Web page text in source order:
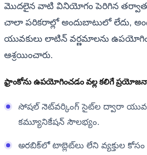
మొదలైన వాటి వినియోగం పెరిగిన
చాలా పరికరాల్లో అందుబాటులో లేదు,
యువకులు లాటిన్ వర్ణమాలను
ఆశ్రయించారు.
ఫ్రాంకోను ఉపయోగించడం వల్ల కలిగే
సోషల్ నెట్‌వర్కింగ్ సైట్‌ల ద్వారా
కమ్యూనికేషన్ సౌలభ్యం.
అరబిక్‌లో టాబ్లెట్‌లు లేని వ్యక్తుల